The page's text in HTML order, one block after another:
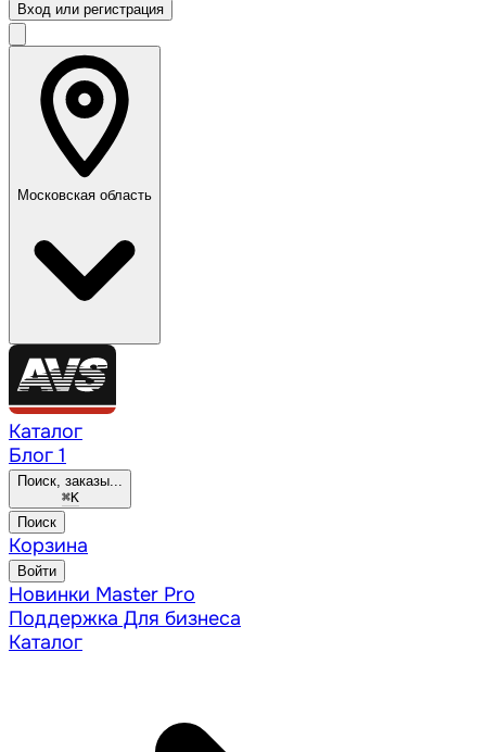
Вход или регистрация
Московская область
Каталог
Блог 1
Поиск, заказы...
⌘K
Поиск
Корзина
Войти
Новинки Master Pro
Поддержка Для бизнеса
Каталог